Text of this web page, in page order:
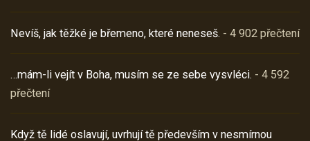
Nevíš, jak těžké je břemeno, které neneseš. - 4 902 přečtení
…mám-li vejít v Boha, musím se ze sebe vysvléci. - 4 592
přečtení
Když tě lidé oslavují, uvrhují tě především v nesmírnou